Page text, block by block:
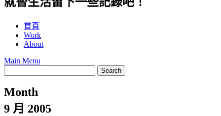
首頁
Work
About
Main Menu
Month
9 月 2005